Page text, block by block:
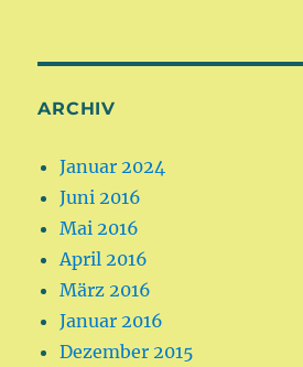
ARCHIV
Januar 2024
Juni 2016
Mai 2016
April 2016
März 2016
Januar 2016
Dezember 2015